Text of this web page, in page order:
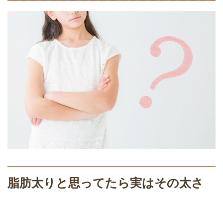
脂肪太りと思ってたら実はその太さ